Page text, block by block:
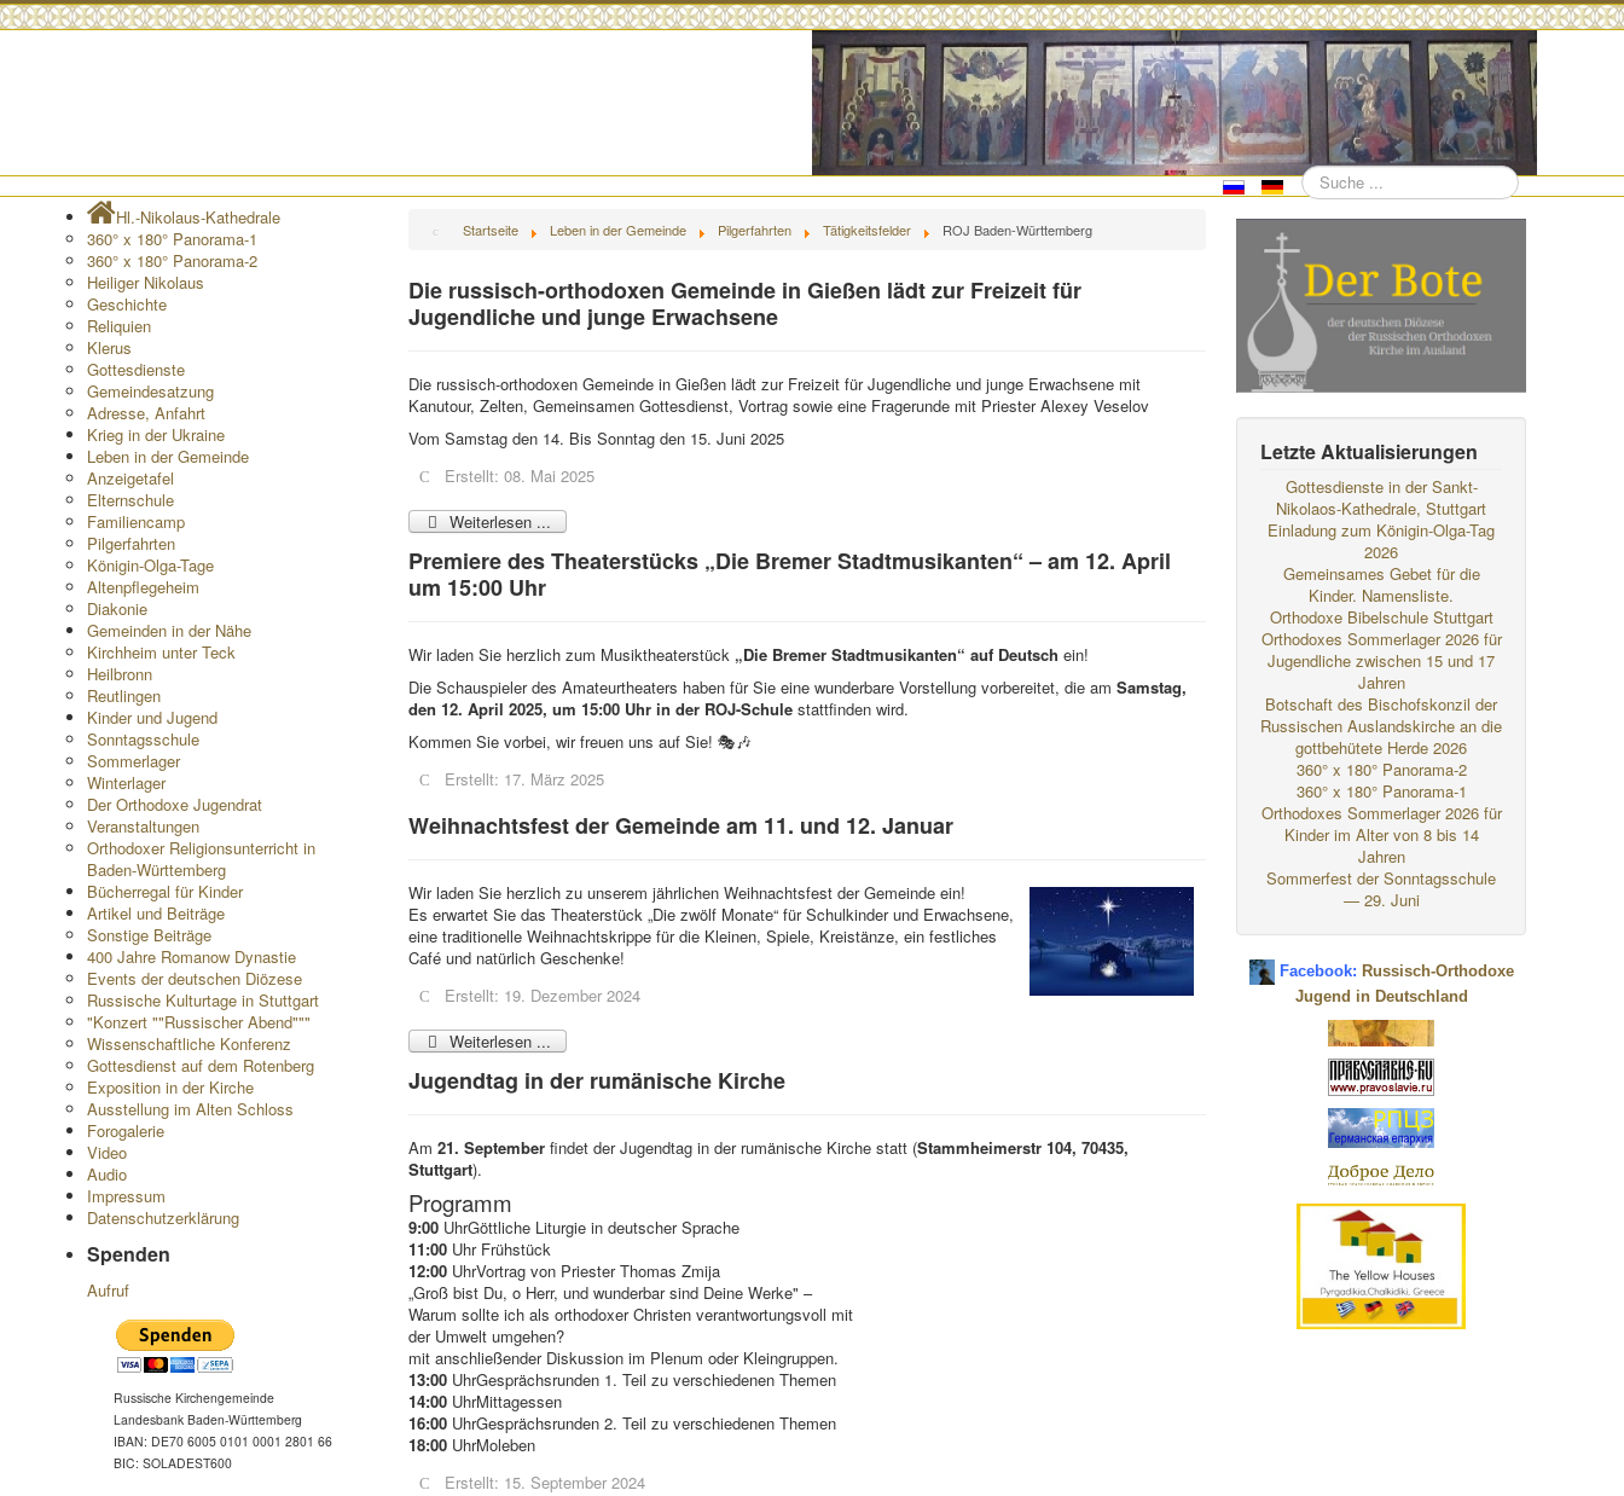
Suchen
Hl.-Nikolaus-Kathedrale
360° x 180° Panorama-1
360° x 180° Panorama-2
Heiliger Nikolaus
Geschichte
Reliquien
Klerus
Gottesdienste
Gemeindesatzung
Adresse, Anfahrt
Krieg in der Ukraine
Leben in der Gemeinde
Anzeigetafel
Elternschule
Familiencamp
Pilgerfahrten
Königin-Olga-Tage
Altenpflegeheim
Diakonie
Gemeinden in der Nähe
Kirchheim unter Teck
Heilbronn
Reutlingen
Kinder und Jugend
Sonntagsschule
Sommerlager
Winterlager
Der Orthodoxe Jugendrat
Veranstaltungen
Orthodoxer Religionsunterricht in
Baden-Württemberg
Bücherregal für Kinder
Artikel und Beiträge
Sonstige Beiträge
400 Jahre Romanow Dynastie
Events der deutschen Diözese
Russische Kulturtage in Stuttgart
"Konzert ""Russischer Abend"""
Wissenschaftliche Konferenz
Gottesdienst auf dem Rotenberg
Exposition in der Kirche
Ausstellung im Alten Schloss
Forogalerie
Video
Audio
Impressum
Datenschutzerklärung
Spenden
Aufruf
Russische Kirchengemeinde
Landesbank Baden-Württemberg
IBAN: DE70 6005 0101 0001 2801 66
BIC: SOLADEST600
Startseite Leben in der Gemeinde Pilgerfahrten Tätigkeitsfelder ROJ Baden-Württemberg
Die russisch-orthodoxen Gemeinde in Gießen lädt zur Freizeit für
Jugendliche und junge Erwachsene
Die russisch-orthodoxen Gemeinde in Gießen lädt zur Freizeit für Jugendliche und junge Erwachsene mit
Kanutour, Zelten, Gemeinsamen Gottesdienst, Vortrag sowie eine Fragerunde mit Priester Alexey Veselov
Vom Samstag den 14. Bis Sonntag den 15. Juni 2025
Erstellt: 08. Mai 2025
Weiterlesen ...
Premiere des Theaterstücks „Die Bremer Stadtmusikanten“ – am 12. April
um 15:00 Uhr
Wir laden Sie herzlich zum Musiktheaterstück „Die Bremer Stadtmusikanten“ auf Deutsch ein!
Die Schauspieler des Amateurtheaters haben für Sie eine wunderbare Vorstellung vorbereitet, die am Samstag,
den 12. April 2025, um 15:00 Uhr in der ROJ-Schulestattfinden wird.
Kommen Sie vorbei, wir freuen uns auf Sie! 🎭🎶
Erstellt: 17. März 2025
Weihnachtsfest der Gemeinde am 11. und 12. Januar
Wir laden Sie herzlich zu unserem jährlichen Weihnachtsfest der Gemeinde ein!
Es erwartet Sie das Theaterstück „Die zwölf Monate“ für Schulkinder und Erwachsene,
eine traditionelle Weihnachtskrippe für die Kleinen, Spiele, Kreistänze, ein festliches
Café und natürlich Geschenke!
Erstellt: 19. Dezember 2024
Weiterlesen ...
Jugendtag in der rumänische Kirche
Am 21. Septemberfindet der Jugendtag in der rumänische Kirche statt (Stammheimerstr 104, 70435,
Stuttgart).
Programm
9:00UhrGöttliche Liturgie in deutscher Sprache
11:00Uhr Frühstück
12:00UhrVortrag von Priester Thomas Zmija
„Groß bist Du, o Herr, und wunderbar sind Deine Werke" –
Warum sollte ich als orthodoxer Christen verantwortungsvoll mit
der Umwelt umgehen?
mit anschließender Diskussion im Plenum oder Kleingruppen.
13:00UhrGesprächsrunden 1. Teil zu verschiedenen Themen
14:00UhrMittagessen
16:00UhrGesprächsrunden 2. Teil zu verschiedenen Themen
18:00UhrMoleben
Erstellt: 15. September 2024
Letzte Aktualisierungen
Gottesdienste in der Sankt-
Nikolaos-Kathedrale, Stuttgart
Einladung zum Königin-Olga-Tag
2026
Gemeinsames Gebet für die
Kinder. Namensliste.
Orthodoxe Bibelschule Stuttgart
Orthodoxes Sommerlager 2026 für
Jugendliche zwischen 15 und 17
Jahren
Botschaft des Bischofskonzil der
Russischen Auslandskirche an die
gottbehütete Herde 2026
360° x 180° Panorama-2
360° x 180° Panorama-1
Orthodoxes Sommerlager 2026 für
Kinder im Alter von 8 bis 14
Jahren
Sommerfest der Sonntagsschule
— 29. Juni
Facebook: Russisch-Orthodoxe
Jugend in Deutschland